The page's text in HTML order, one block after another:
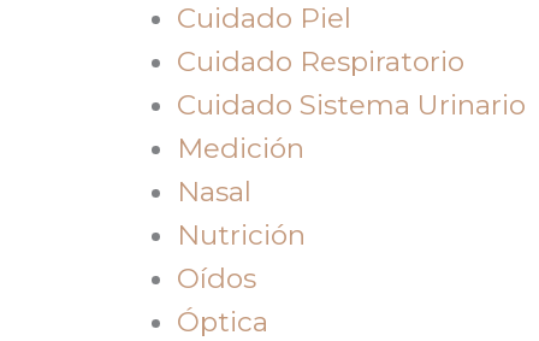
Cuidado Piel
Cuidado Respiratorio
Cuidado Sistema Urinario
Medición
Nasal
Nutrición
Oídos
Óptica